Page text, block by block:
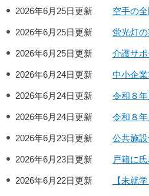
2026年6月25日更新 空手の
2026年6月25日更新 蛍光灯
2026年6月25日更新 介護サ
2026年6月24日更新 中小企
2026年6月24日更新 令和８
2026年6月24日更新 令和８
2026年6月23日更新 公共施
2026年6月23日更新 戸籍に
2026年6月22日更新 【未就